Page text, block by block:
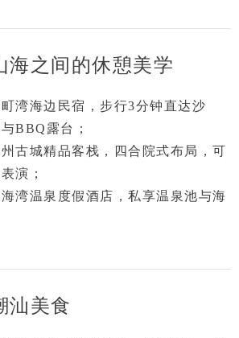
海之间的休憩美学
町湾海边民宿，步行3分钟直达沙
BBQ露台；
州古城精品客栈，四合院式布局，可
演；
海湾温泉度假酒店，私享温泉池与海
汕美食